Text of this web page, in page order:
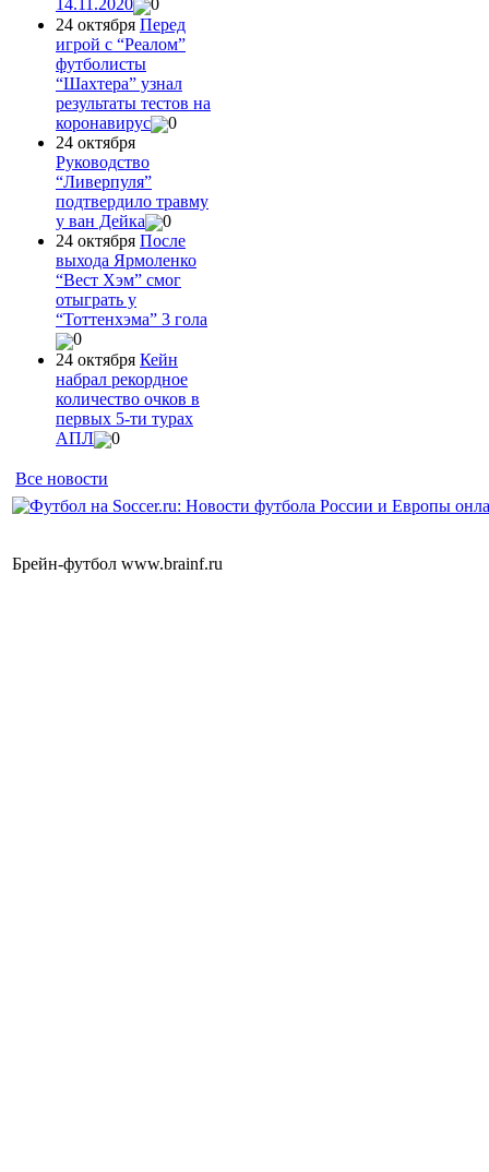
14.11.2020
0
24 октября Перед
игрой с “Реалом”
футболисты
“Шахтера” узнал
результаты тестов на
коронавирус
0
24 октября
Руководство
“Ливерпуля”
подтвердило травму
у ван Дейка
0
24 октября После
выхода Ярмоленко
“Вест Хэм” смог
отыграть у
“Тоттенхэма” 3 гола
0
24 октября Кейн
набрал рекордное
количество очков в
первых 5-ти турах
АПЛ
0
Все новости
Брейн-футбол www.brainf.ru